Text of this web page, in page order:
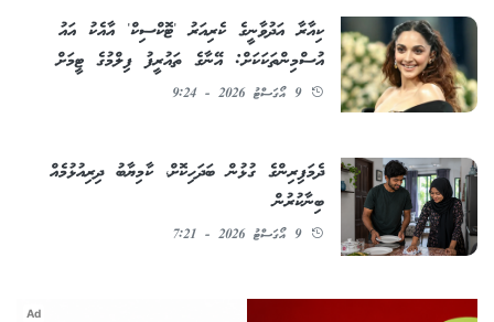
ކިއާރާ އަދުވާނީގެ ކެރިއަރު 'ޓޮކްސިކް' އާއެކު އައު
އުސްމިންތަކަކަށް: އޭނާގެ ތައުރީފު ފިލްމުގެ ޓީމަށް
9 އޯގަސްޓު 2026 - 9:24
ދެމަފިރިންގެ ގުޅުން ބަދަހިކޮށް، ކާމިޔާބު ދިރިއުޅުމެއް
ބިނާކުރުން
9 އޯގަސްޓު 2026 - 7:21
Ad